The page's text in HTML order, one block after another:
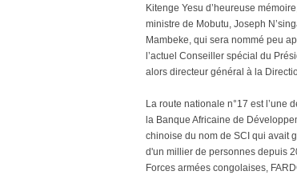
Kitenge Yesu d’heureuse
ministre de Mobutu, Joseph
Mambeke, qui sera nommé peu
l’actuel Conseiller spécial du
alors directeur général à la
La route nationale n°17 est l’une
la Banque Africaine de
chinoise du nom de SCI qui avait
d'un millier de personnes depuis
Forces armées congolaises,